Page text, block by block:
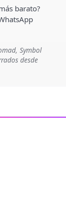
barato?
Symbol
desde